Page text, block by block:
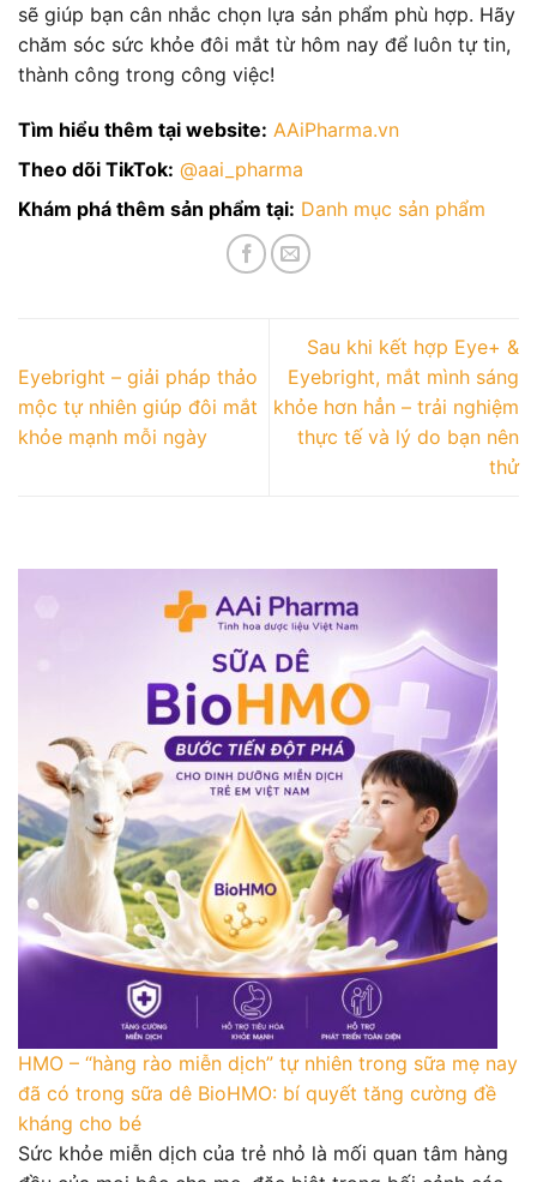
sẽ giúp bạn cân nhắc chọn lựa sản phẩm phù hợp. Hãy
chăm sóc sức khỏe đôi mắt từ hôm nay để luôn tự tin,
thành công trong công việc!
Tìm hiểu thêm tại website: AAiPharma.vn
Theo dõi TikTok: @aai_pharma
Khám phá thêm sản phẩm tại: Danh mục sản phẩm
Eyebright – giải pháp thảo
mộc tự nhiên giúp đôi mắt
khỏe mạnh mỗi ngày
Sau khi kết hợp Eye+ &
Eyebright, mắt mình sáng
khỏe hơn hẳn – trải nghiệm
thực tế và lý do bạn nên
thử
HMO – “hàng rào miễn dịch” tự nhiên trong sữa mẹ nay
đã có trong sữa dê BioHMO: bí quyết tăng cường đề
kháng cho bé
Sức khỏe miễn dịch của trẻ nhỏ là mối quan tâm hàng